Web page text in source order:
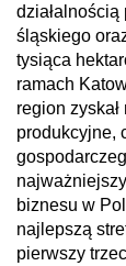
śląskiego
tysiąca
ramach
region
produkcyjne,
biznesu w
najlepszą
pierwszy